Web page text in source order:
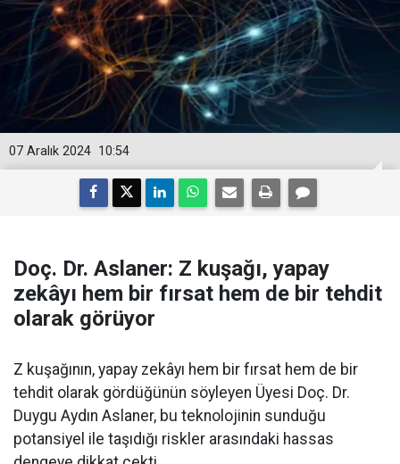
10:54
07 Aralık 2024
Doç. Dr. Aslaner: Z kuşağı, yapay
zekâyı hem bir fırsat hem de bir tehdit
olarak görüyor
Z kuşağının, yapay zekâyı hem bir fırsat hem de bir
tehdit olarak gördüğünün söyleyen Üyesi Doç. Dr.
Duygu Aydın Aslaner, bu teknolojinin sunduğu
potansiyel ile taşıdığı riskler arasındaki hassas